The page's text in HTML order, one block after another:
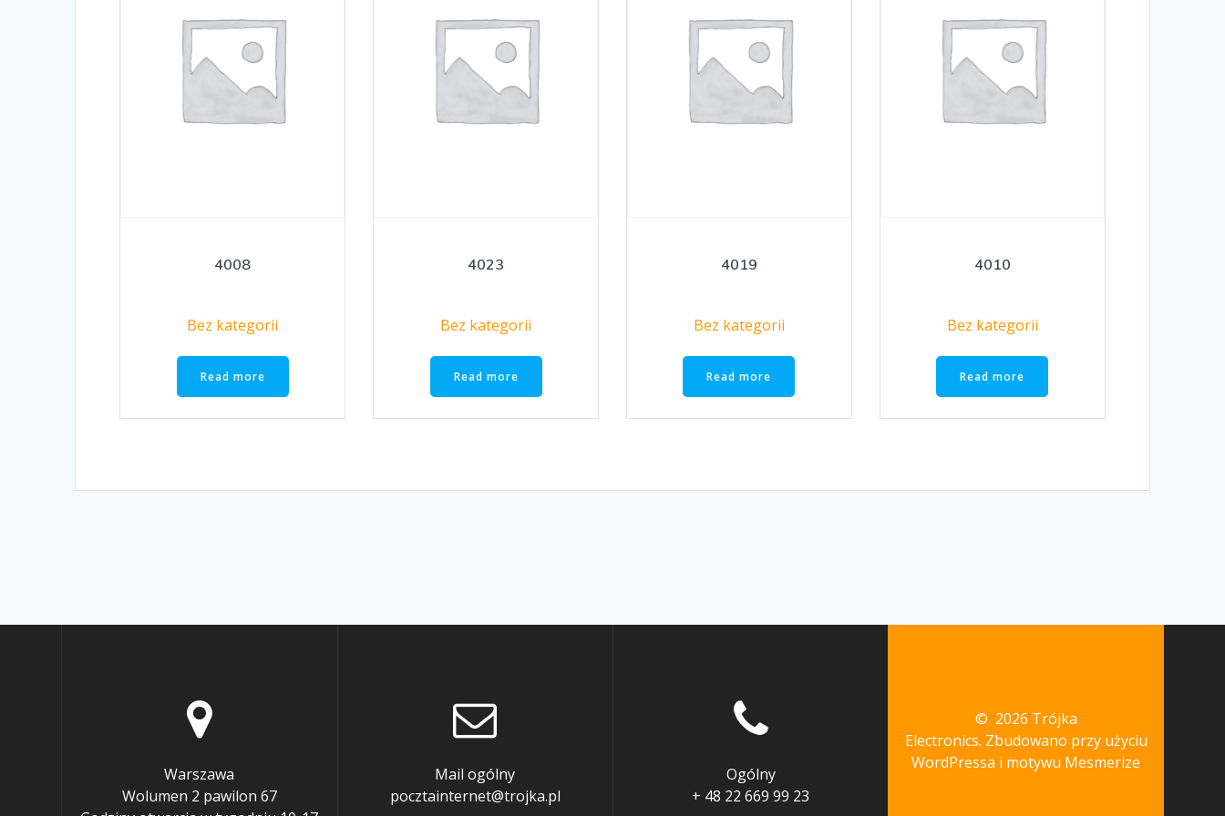
4008
Bez kategorii
Read more
4023
Bez kategorii
Read more
4019
Bez kategorii
Read more
4010
Bez kategorii
Read more
Warszawa
Wolumen 2 pawilon 67
Mail ogólny
pocztainternet@trojka.pl
Ogólny
+ 48 22 669 99 23
© 2026 Trójka
Electronics. Zbudowano przy użyciu
WordPressa i motywu Mesmerize